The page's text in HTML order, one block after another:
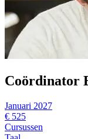
Coördinator
Januari 2027
€ 525
Cursussen